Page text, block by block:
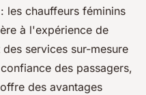
un chauffeur
et services
les chauffeurs féminins
à l'expérience de
services sur-mesure
des passagers,
des avantages